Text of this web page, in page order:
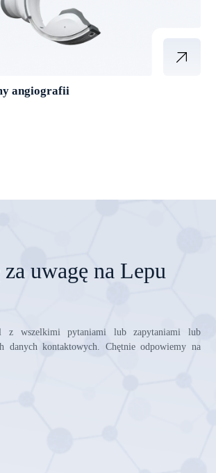
angiografii
uwagę na Lepu
z wszelkimi pytaniami lub zapytaniami lub
danych kontaktowych. Chętnie odpowiemy na